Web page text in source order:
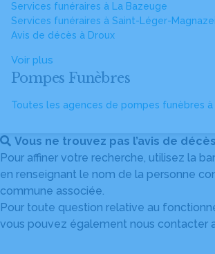
Services funéraires à La Bazeuge
Services funéraires à Saint-Léger-
Avis de décès à Droux
Voir plus
Pompes Funèbres
Toutes les agences de pompes funèbres à
Vous ne trouvez pas l’avis de
Pour affiner votre recherche, utilisez la
en renseignant le nom de la personne
commune associée.
Pour toute question relative au
vous pouvez également nous contacter